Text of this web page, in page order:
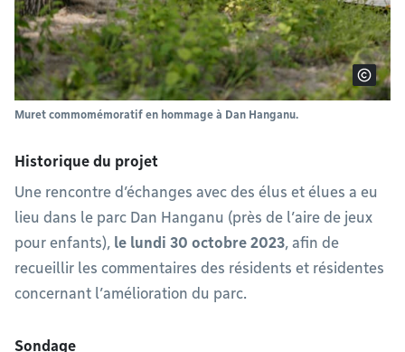
Muret commomémoratif en hommage à Dan Hanganu.
Historique du projet
Une rencontre d’échanges avec des élus et élues a eu
lieu dans le parc Dan Hanganu (près de l’aire de jeux
pour enfants), le lundi 30 octobre 2023, afin de
recueillir les commentaires des résidents et résidentes
concernant l’amélioration du parc.
Sondage